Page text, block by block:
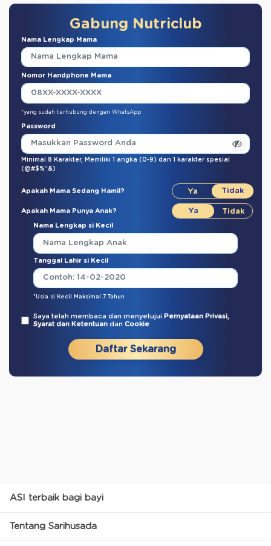
Gabung Nutriclub
Nama Lengkap Mama
Nomor Handphone Mama
*yang sudah terhubung dengan WhatsApp
Password
Minimal 8 Karakter, Memiliki 1 angka (0-9) dan 1 karakter spesial
(@#$%^&)
Apakah Mama Sedang Hamil?
Apakah Mama Punya Anak?
Nama Lengkap si Kecil
Tanggal Lahir si Kecil
*Usia si Kecil Maksimal 7 Tahun
Saya telah membaca dan menyetujui Pernyataan Privasi,
Syarat dan Ketentuan dan Cookie
Daftar Sekarang
ASI terbaik bagi bayi
Tentang Sarihusada